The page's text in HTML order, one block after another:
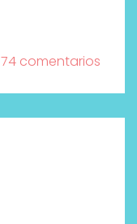
74 comentarios